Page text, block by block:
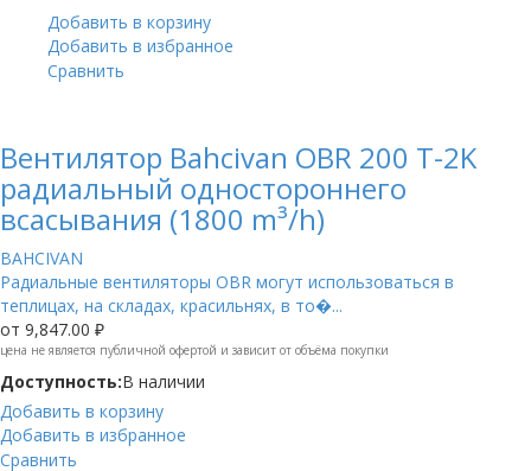
Добавить в корзину
Добавить в избранное
Сравнить
Вентилятор Bahcivan OBR 200 T-2K
радиальный одностороннего
всасывания (1800 m³/h)
BAHCIVAN
Радиальные вентиляторы OBR могут использоваться в
теплицах, на складах, красильнях, в то�...
от 9,847.00 ₽
цена не является публичной офертой и зависит от объёма покупки
Доступность:В наличии
Добавить в корзину
Добавить в избранное
Сравнить